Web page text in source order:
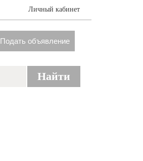
Личный кабинет
Подать объявление
Найти